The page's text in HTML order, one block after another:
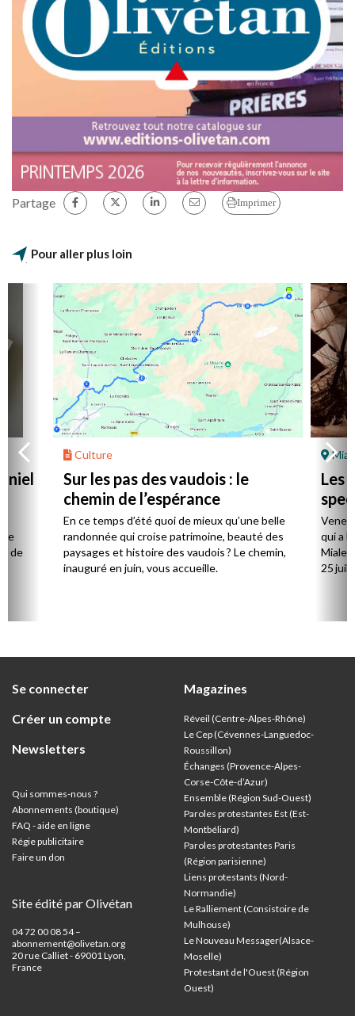
Partage Imprimer
Pour aller plus loin
de
Culture
Sur les pas des vaudois : le
chemin de l’espérance
En ce temps d’été quoi de mieux qu’une belle
randonnée qui croise patrimoine, beauté des
paysages et histoire des vaudois ? Le chemin,
inauguré en juin, vous accueille.
Les
qui a
25
Se connecter
Créer un compte
Newsletters
Qui sommes-nous ?
Abonnements (boutique)
FAQ - aide en ligne
Régie publicitaire
Faire un don
Site édité par Olivétan
04 72 00 08 54 –
abonnement@olivetan.org
20 rue Calliet - 69001 Lyon,
France
Magazines
Réveil (Centre-Alpes-Rhône)
Le Cep (Cévennes-Languedoc-
Roussillon)
Échanges (Provence-Alpes-
Corse-Côte-d’Azur)
Ensemble (Région Sud-Ouest)
Paroles protestantes Est (Est-
Montbéliard)
Paroles protestantes Paris
(Région parisienne)
Liens protestants (Nord-
Normandie)
Le Ralliement (Consistoire de
Mulhouse)
Le Nouveau Messager(Alsace-
Moselle)
Protestant de l'Ouest (Région
Ouest)